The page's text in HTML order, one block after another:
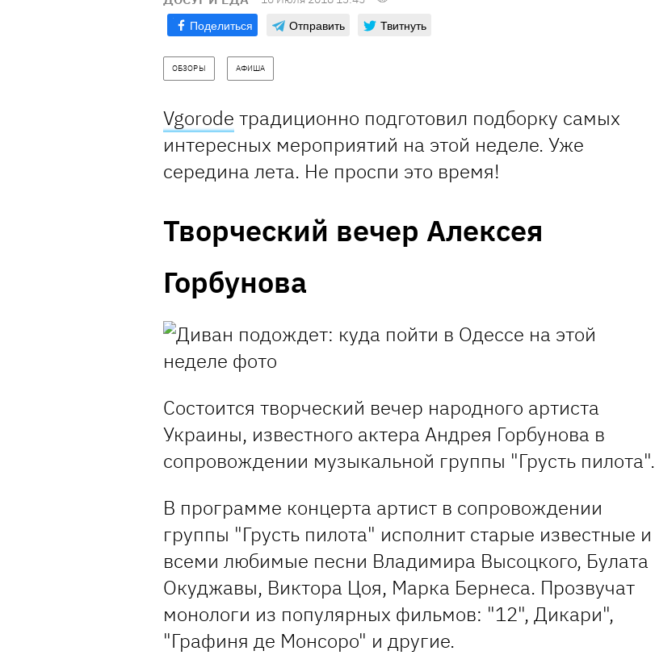
Поделиться Отправить Твитнуть
ОБЗОРЫ АФИША
Vgorode традиционно подготовил подборку самых
интересных мероприятий на этой неделе. Уже
середина лета. Не проспи это время!
Творческий вечер Алексея
Горбунова
Состоится творческий вечер народного артиста
Украины, известного актера Андрея Горбунова в
сопровождении музыкальной группы "Грусть пилота".
В программе концерта артист в сопровождении
группы "Грусть пилота" исполнит старые известные и
всеми любимые песни Владимира Высоцкого, Булата
Окуджавы, Виктора Цоя, Марка Бернеса. Прозвучат
монологи из популярных фильмов: "12", Дикари",
"Графиня де Монсоро" и другие.